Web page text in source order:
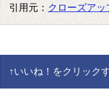
引用元：クローズアッ
↑いいね！をクリック